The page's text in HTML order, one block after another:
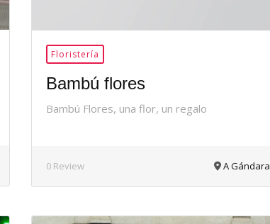
Floristería
Bambú flores
Bambú Flores, una flor, un regalo
0 Review A Gándara